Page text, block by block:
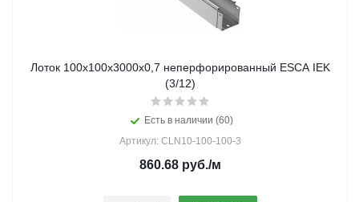
Лоток 100х100х3000х0,7 неперфорированный ESCA IEK
(3/12)
Есть в наличии (60)
Артикул: CLN10-100-100-3
860.68 руб./м